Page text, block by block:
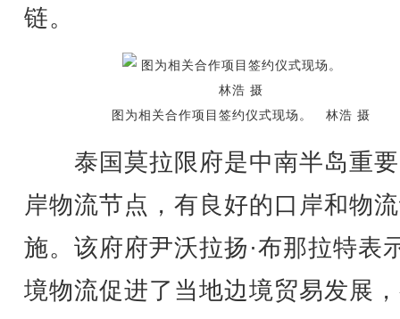
链。
图为相关合作项目签约仪式现场。 林浩 摄
泰国莫拉限府是中南半岛重
岸物流节点，有良好的口岸和物
施。该府府尹沃拉扬·布那拉特表
境物流促进了当地边境贸易发展